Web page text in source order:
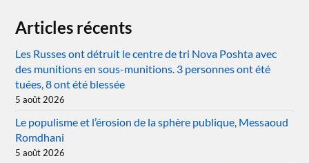
Articles récents
Les Russes ont détruit le centre de tri Nova Poshta avec
des munitions en sous-munitions. 3 personnes ont été
tuées, 8 ont été blessée
5 août 2026
Le populisme et l’érosion de la sphère publique, Messaoud
Romdhani
5 août 2026